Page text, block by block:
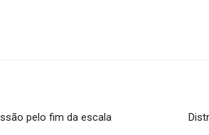
pelo fim da escala